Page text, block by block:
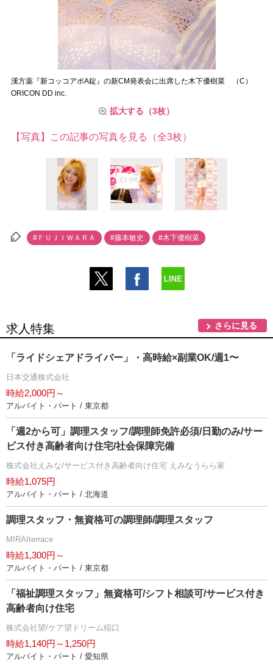
漢方薬『新コッコアポA錠』の新CM発表会に出席した木下優樹菜 （C）
ORICON DD inc.
拡大する（3枚）
【写真】この記事の写真を見る（全3枚）
#ＦＵＪＩＷＡＲＡ #藤本敏史 #木下優樹菜
求人特集 さらに見る
「ライドシェアドライバー」・高時給×副業OK/週1〜
日本交通株式会社
時給2,000円～
アルバイト・パート / 東京都
「週2から可」調理スタッフ/調理師免許必須/日勤のみ/サー
ビス付き高齢者向け住宅/社会保障完備
株式会社えみな/サービス付き高齢者向け住宅 えみなうらら家
時給1,075円
アルバイト・パート / 北海道
調理スタッフ・無資格可の調理師/調理スタッフ
MIRAIterrace
時給1,300円～
アルバイト・パート / 東京都
「福祉調理スタッフ」無資格可/シフト相談可/サービス付き
高齢者向け住宅
株式会社望/ケア望ドリーム稲口
時給1,140円～1,250円
アルバイト・パート / 愛知県